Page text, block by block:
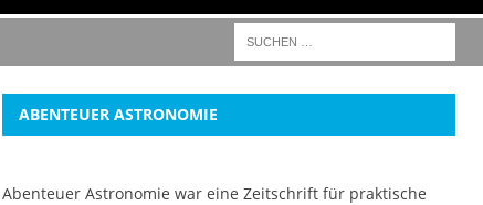
ABENTEUER ASTRONOMIE
Abenteuer Astronomie war eine Zeitschrift für praktische